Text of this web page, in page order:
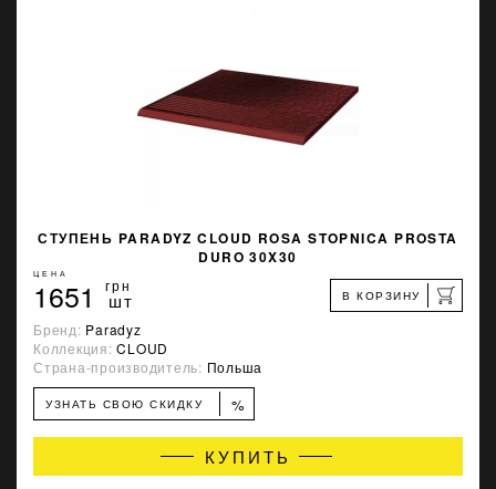
СТУПЕНЬ PARADYZ CLOUD ROSA STOPNICA PROSTA
DURO 30X30
ЦЕНА
1651 грн
шт В КОРЗИНУ
Бренд: Paradyz
Коллекция:CLOUD
Страна-производитель: Польша
УЗНАТЬ СВОЮ СКИДКУ %
КУПИТЬ